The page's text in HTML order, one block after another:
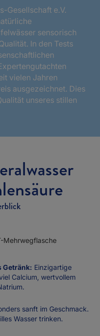
Gesellschaft e.V.
sensorisch
In den Tests
vielen Jahren
ausgezeichnet. Dies
unseres stillen
Getränk: Einzigartige
Calcium, wertvollem
sanft im Geschmack.
Wasser trinken.